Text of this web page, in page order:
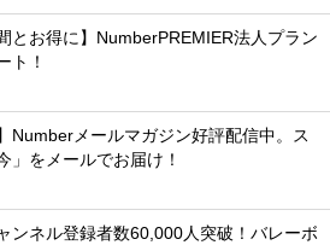
とお得に】NumberPREMIER法人プラン
ト！
Numberメールマガジン好評配信中。ス
」をメールでお届け！
ンネル登録者数60,000人突破！バレーボ